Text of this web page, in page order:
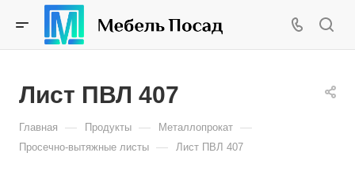
Лист ПВЛ 407
Главная — Продукты — Металлопрокат —
Просечно-вытяжные листы — Лист ПВЛ 407